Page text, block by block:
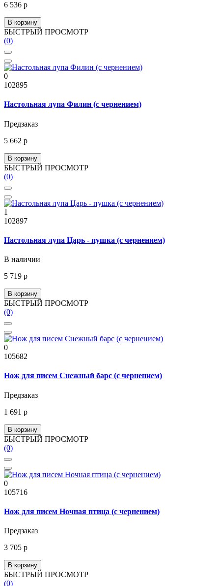
6 536 р
В корзину
БЫСТРЫЙ ПРОСМОТР
(0)
0
102895
Настольная лупа Филин (с чернением)
Предзаказ
5 662 р
В корзину
БЫСТРЫЙ ПРОСМОТР
(0)
1
102897
Настольная лупа Царь - пушка (с чернением)
В наличии
5 719 р
В корзину
БЫСТРЫЙ ПРОСМОТР
(0)
0
105682
Нож для писем Снежный барс (с чернением)
Предзаказ
1 691 р
В корзину
БЫСТРЫЙ ПРОСМОТР
(0)
0
105716
Нож для писем Ночная птица (с чернением)
Предзаказ
3 705 р
В корзину
БЫСТРЫЙ ПРОСМОТР
(0)